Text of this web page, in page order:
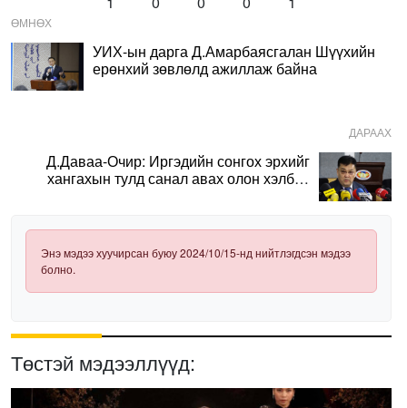
ӨМНӨХ
УИХ-ын дарга Д.Амарбаясгалан Шүүхийн
ерөнхий зөвлөлд ажиллаж байна
ДАРААХ
Д.Даваа-Очир: Иргэдийн сонгох эрхийг
хангахын тулд санал авах олон хэлбэр
Энэ мэдээ хуучирсан буюу 2024/10/15-нд нийтлэгдсэн мэдээ
болно.
Төстэй мэдээллүүд: